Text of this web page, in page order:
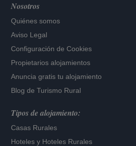
Nosotros
Quiénes somos
Aviso Legal
Configuración de Cookies
Propietarios alojamientos
Anuncia gratis tu alojamiento
Blog de Turismo Rural
Tipos de alojamiento:
Casas Rurales
Hoteles y Hoteles Rurales